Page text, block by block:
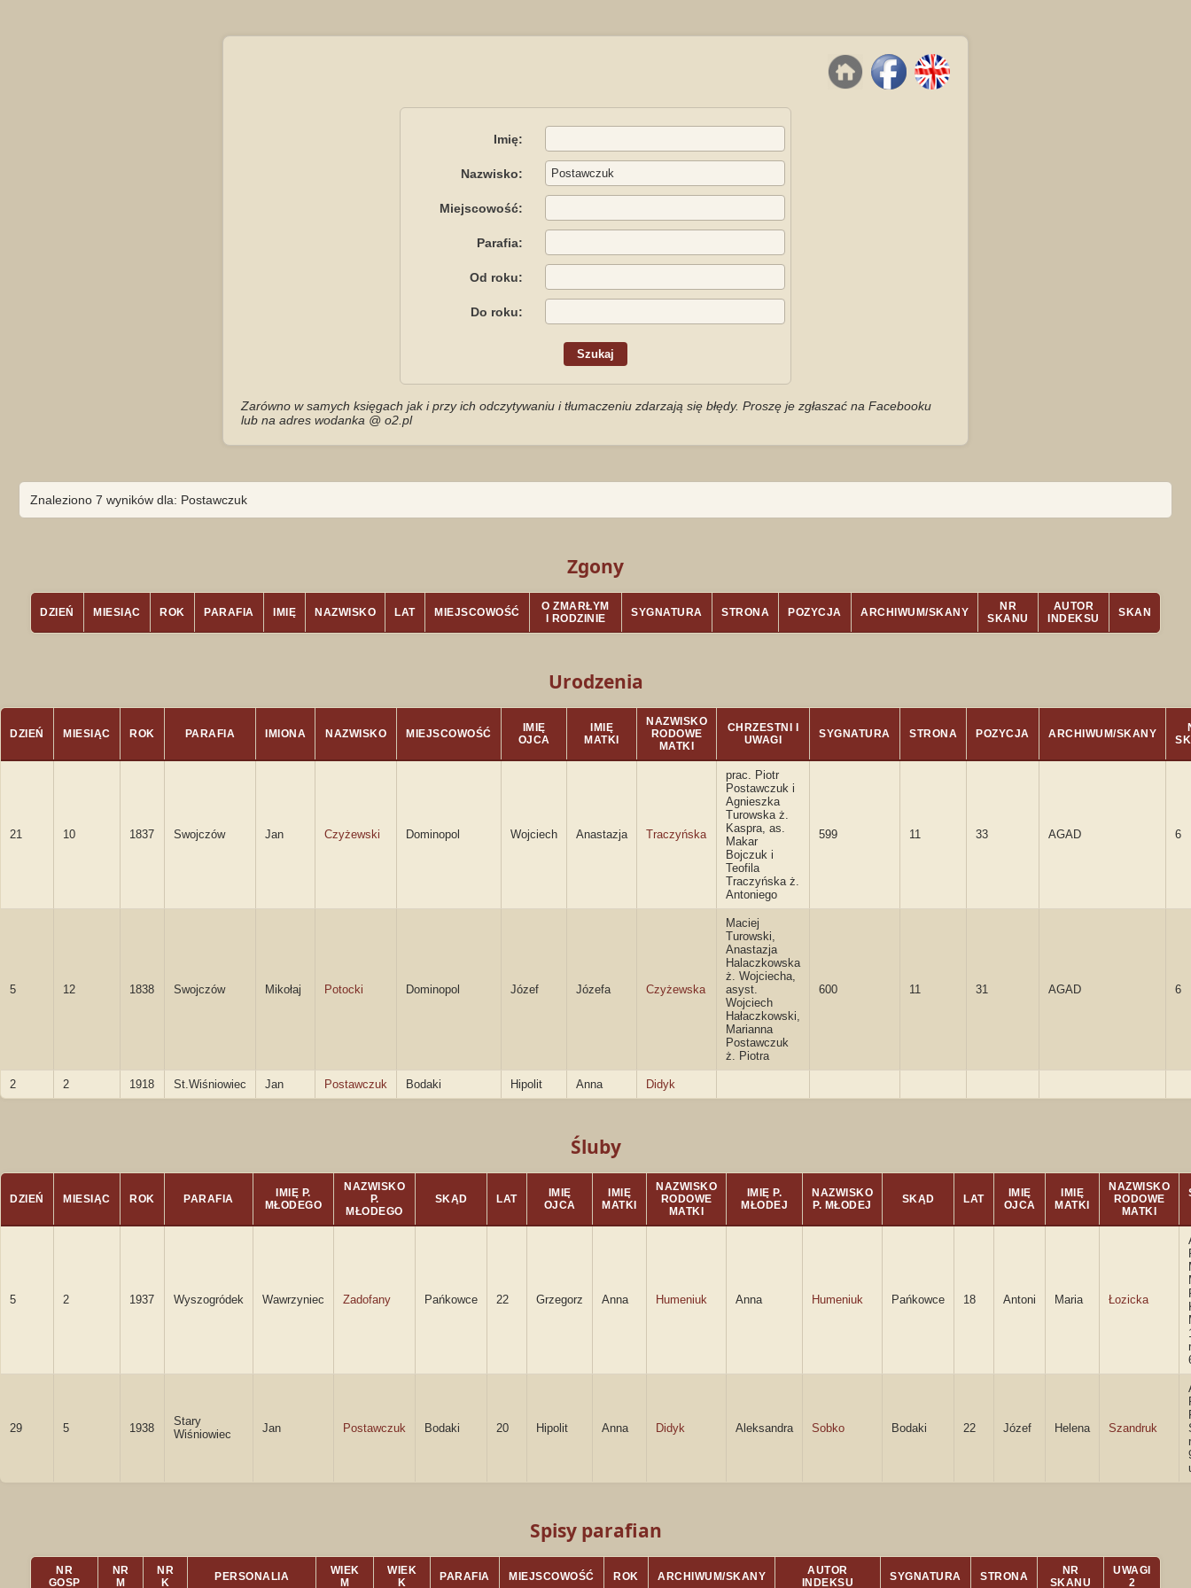
Imię:
Nazwisko:
Miejscowość:
Parafia:
Od roku:
Do roku:
Zarówno w samych księgach jak i przy ich odczytywaniu i tłumaczeniu zdarzają się błędy. Proszę je zgłaszać na Facebooku
lub na adres wodanka @ o2.pl
Znaleziono 7 wyników dla: Postawczuk
Zgony
DZIEŃ MIESIĄC ROK PARAFIA IMIĘ NAZWISKO LAT MIEJSCOWOŚĆ
O ZMARŁYM
I RODZINIE
SYGNATURA STRONA POZYCJA ARCHIWUM/SKANY
NR
SKANU
AUTOR
INDEKSU
SKAN
Urodzenia
DZIEŃ MIESIĄC ROK PARAFIA IMIONA NAZWISKO MIEJSCOWOŚĆ
IMIĘ
OJCA
IMIĘ
MATKI
NAZWISKO
RODOWE
MATKI
CHRZESTNI I
UWAGI
SYGNATURA STRONA POZYCJA ARCHIWUM/SKANY
21 10 1837 Swojczów Jan Czyżewski Dominopol Wojciech Anastazja Traczyńska
prac. Piotr
Postawczuk i
Agnieszka
Turowska ż.
Kaspra, as.
Makar
Bojczuk i
Teofila
Traczyńska ż.
Antoniego
599 11 33 AGAD 6
5 12 1838 Swojczów Mikołaj Potocki Dominopol Józef Józefa Czyżewska
Maciej
Turowski,
Anastazja
Halaczkowska
ż. Wojciecha,
asyst.
Wojciech
Hałaczkowski,
Marianna
Postawczuk
ż. Piotra
600 11 31 AGAD 6
2 2 1918 St.Wiśniowiec Jan Postawczuk Bodaki Hipolit Anna Didyk
Śluby
DZIEŃ MIESIĄC ROK PARAFIA
IMIĘ P.
MŁODEGO
NAZWISKO
P.
MŁODEGO
SKĄD LAT
IMIĘ
OJCA
IMIĘ
MATKI
NAZWISKO
RODOWE
MATKI
IMIĘ P.
MŁODEJ
NAZWISKO
P. MŁODEJ
SKĄD LAT
IMIĘ
OJCA
IMIĘ
MATKI
NAZWISKO
RODOWE
MATKI
5 2 1937 Wyszogródek Wawrzyniec Zadofany Pańkowce 22 Grzegorz Anna Humeniuk Anna Humeniuk Pańkowce 18 Antoni Maria Łozicka
29 5 1938
Stary
Wiśniowiec
Jan Postawczuk Bodaki 20 Hipolit Anna Didyk Aleksandra Sobko Bodaki 22 Józef Helena Szandruk
Spisy parafian
NR
GOSP
NR
M
NR
K
PERSONALIA
WIEK
M
WIEK
K
PARAFIA MIEJSCOWOŚĆ ROK ARCHIWUM/SKANY
AUTOR
INDEKSU
SYGNATURA STRONA
NR
SKANU
UWAGI
2